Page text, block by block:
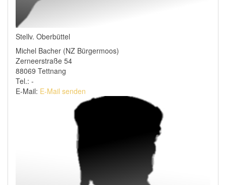
Stellv. Oberbüttel
Michel Bacher (NZ Bürgermoos)
Zerneerstraße 54
88069 Tettnang
Tel.: -
E-Mail: E-Mail senden